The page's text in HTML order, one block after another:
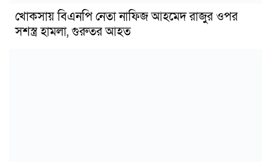
খোকসায় বিএনপি নেতা নাফিজ আহমেদ রাজুর ওপর
সশস্ত্র হামলা, গুরুতর আহত